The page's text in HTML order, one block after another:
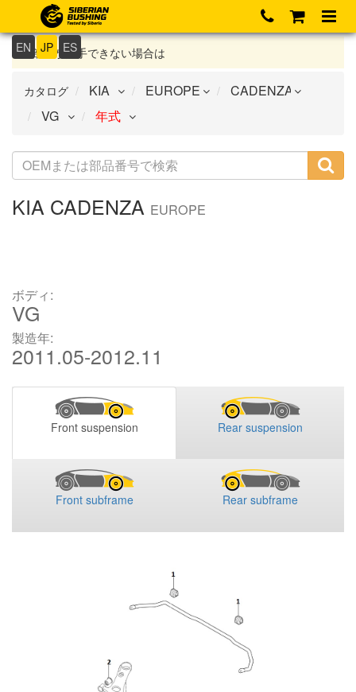
EN JP ES
部品が入手できない場合は
カタログ
KIA CADENZA EUROPE
ボディ:
VG
製造年:
2011.05-2012.11
Front suspension Rear suspension
Front subframe Rear subframe